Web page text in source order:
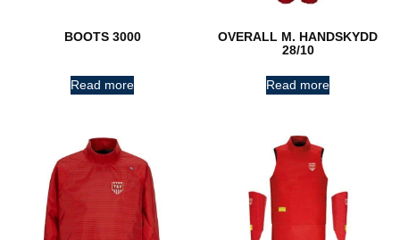
BOOTS 3000
Read more
OVERALL M. HANDSKYDD
28/10
Read more